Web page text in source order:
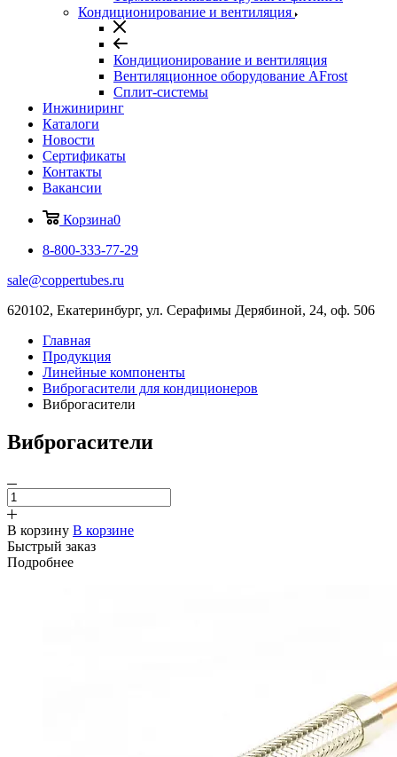
Кондиционирование и вентиляция
Кондиционирование и вентиляция
Вентиляционное оборудование AFrost
Сплит-системы
Инжиниринг
Каталоги
Новости
Сертификаты
Контакты
Вакансии
Корзина0
8-800-333-77-29
sale@coppertubes.ru
620102, Екатеринбург, ул. Серафимы Дерябиной, 24, оф. 506
Главная
Продукция
Линейные компоненты
Виброгасители для кондиционеров
Виброгасители
Виброгасители
В корзину В корзине
Быстрый заказ
Подробнее